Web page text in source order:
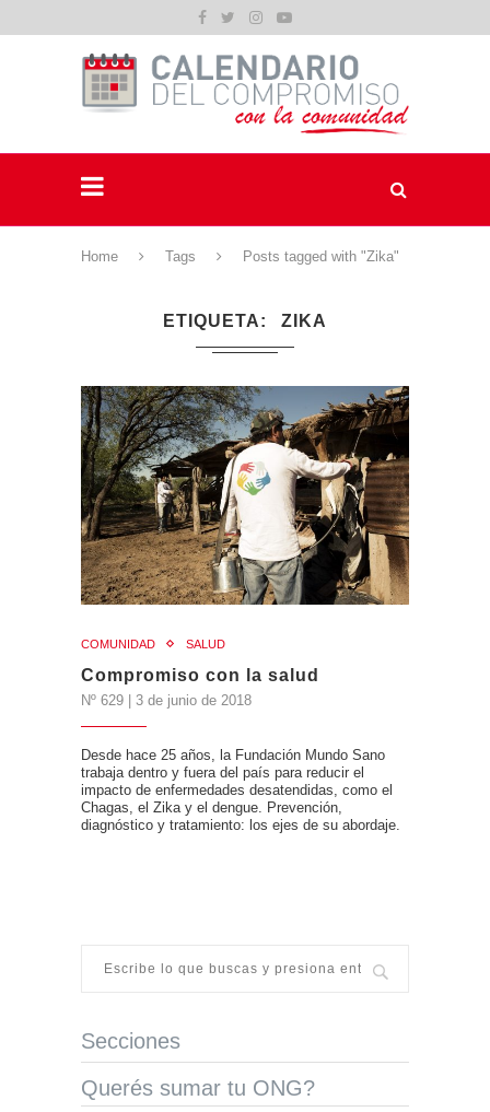
Home Tags Posts tagged with "Zika"
ETIQUETA ZIKA
COMUNIDAD SALUD
Compromiso con la salud
Nº 629 | 3 de junio de 2018
Desde hace 25 años, la Fundación Mundo Sano
trabaja dentro y fuera del país para reducir el
impacto de enfermedades desatendidas, como el
Chagas, el Zika y el dengue. Prevención,
diagnóstico y tratamiento: los ejes de su abordaje.
Secciones
Querés sumar tu ONG?